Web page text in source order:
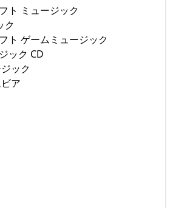
ト ミュージック
ク
ト ゲームミュージック
ック CD
ック
ア